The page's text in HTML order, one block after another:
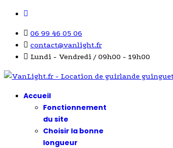
06 99 46 05 06
contact@vanlight.fr
Lundi - Vendredi / 09h00 - 19h00
Accueil
Fonctionnement
du site
Choisir la bonne
longueur